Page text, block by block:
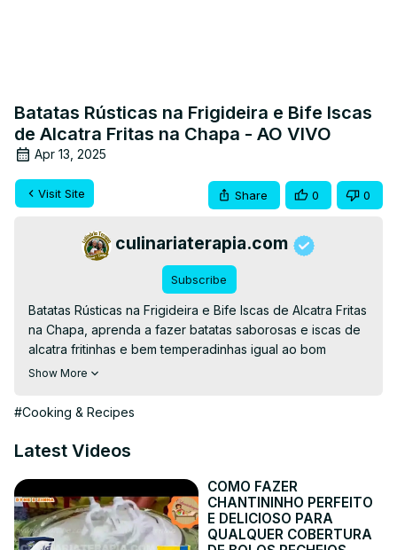
Batatas Rústicas na Frigideira e Bife Iscas
de Alcatra Fritas na Chapa - AO VIVO
Apr 13, 2025
Visit Site Share 0 0
culinariaterapia.com
Subscribe
Batatas Rústicas na Frigideira e Bife Iscas de Alcatra Fritas
na Chapa, aprenda a fazer batatas saborosas e iscas de
alcatra fritinhas e bem temperadinhas igual ao bom
petisco de comida de boteco.
https://culinariaterapia.com/batatas-rusticas-na-frigideira-
#culinariaterapia #comidadeboteco #carne #petisco
Show More
#Cooking & Recipes
Latest Videos
COMO FAZER
CHANTININHO PERFEITO
E DELICIOSO PARA
QUALQUER COBERTURA